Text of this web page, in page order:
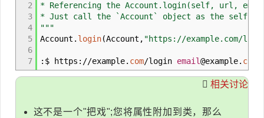
2
3
4
5
6
7
* Referencing the Account.login(self, url,
* Just call the `Account` object as the self
"""
Account. login(Account , "https://example.com/
:$ https://example. com/login email@example. com
相关讨论
这不是一个"把戏";您将属性附加到类，那么